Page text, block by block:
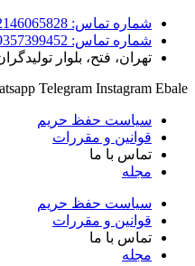
شماره تماس: 02146065828
شماره تماس: 09357399452
تهران، فتح، بلوار تولیدگران
Whatsapp Telegram Instagram
سیاست حفظ حریم
قوانین و مقررات
تماس با ما
مجله
سیاست حفظ حریم
قوانین و مقررات
تماس با ما
مجله